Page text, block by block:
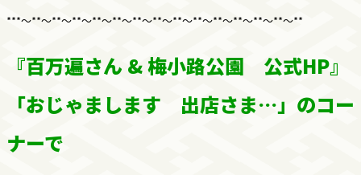
***～**～**～**～**～**～**～**～**～**～**～**～**～**～**
『百万遍さん & 梅小路公園 公式HP』
「おじゃまします 出店さま…」のコー
ナーで